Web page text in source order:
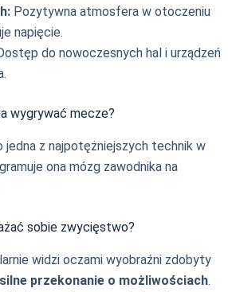
Pozytywna atmosfera w otoczeniu
napięcie.
do nowoczesnych hal i urządzeń
wygrywać mecze?
jedna z najpotężniejszych technik w
ona mózg zawodnika na
sobie zwycięstwo?
widzi oczami wyobraźni zdobyty
silne przekonanie o możliwościach.